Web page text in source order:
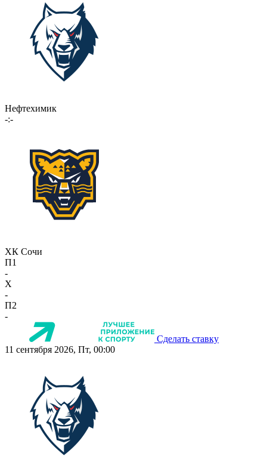
Нефтехимик
-:-
ХК Сочи
П1
-
X
-
П2
-
Сделать ставку
11 сентября 2026, Пт, 00:00